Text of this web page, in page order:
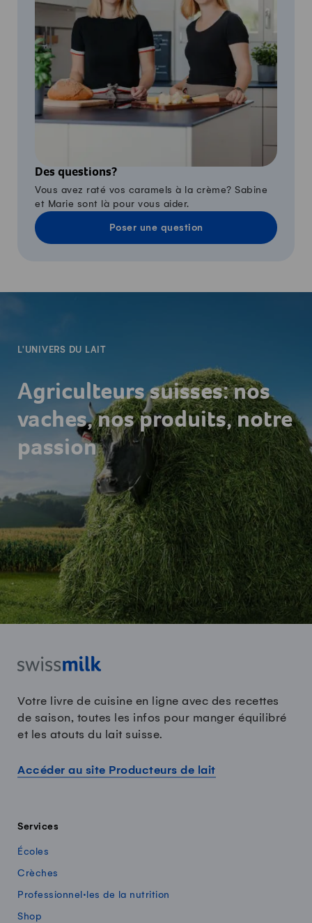
Des questions?
Vous avez raté vos caramels à la crème? Sabine
et Marie sont là pour vous aider.
Poser une question
L'UNIVERS DU LAIT
Agriculteurs suisses: nos
vaches, nos produits, notre
passion
Votre livre de cuisine en ligne avec des recettes
de saison, toutes les infos pour manger équilibré
et les atouts du lait suisse.
Accéder au site Producteurs de lait
Services
Écoles
Crèches
Professionnel·les de la nutrition
Shop